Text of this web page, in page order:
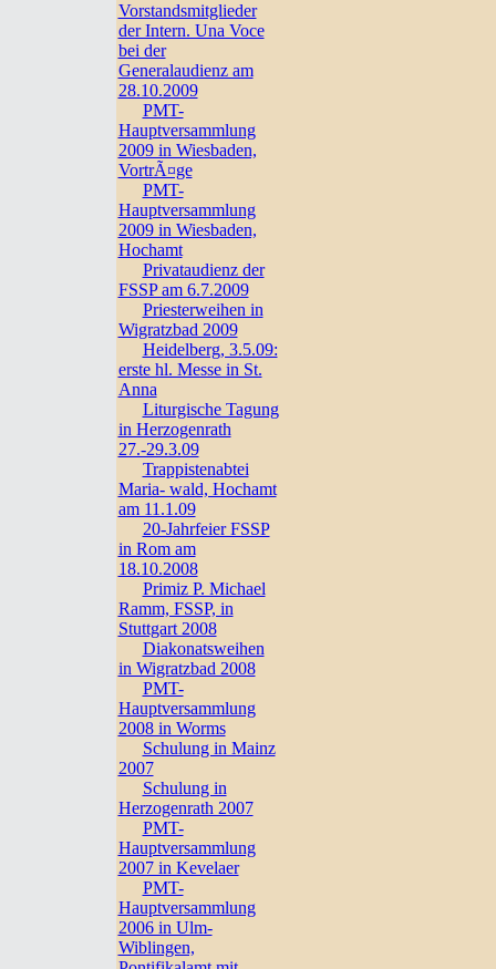
Vorstandsmitglieder
der Intern. Una Voce
bei der
Generalaudienz am
28.10.2009
PMT-
Hauptversammlung
2009 in Wiesbaden,
VortrÃ¤ge
PMT-
Hauptversammlung
2009 in Wiesbaden,
Hochamt
Privataudienz der
FSSP am 6.7.2009
Priesterweihen in
Wigratzbad 2009
Heidelberg, 3.5.09:
erste hl. Messe in St.
Anna
Liturgische Tagung
in Herzogenrath
27.-29.3.09
Trappistenabtei
Maria- wald, Hochamt
am 11.1.09
20-Jahrfeier FSSP
in Rom am
18.10.2008
Primiz P. Michael
Ramm, FSSP, in
Stuttgart 2008
Diakonatsweihen
in Wigratzbad 2008
PMT-
Hauptversammlung
2008 in Worms
Schulung in Mainz
2007
Schulung in
Herzogenrath 2007
PMT-
Hauptversammlung
2007 in Kevelaer
PMT-
Hauptversammlung
2006 in Ulm-
Wiblingen,